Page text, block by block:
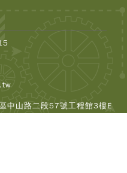
中山路二段57號工程館3樓E